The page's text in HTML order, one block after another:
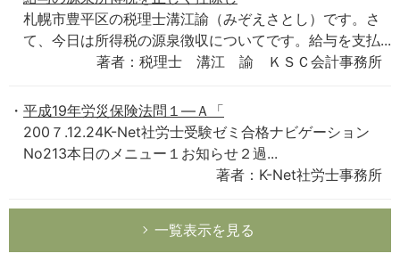
札幌市豊平区の税理士溝江諭（みぞえさとし）です。さ
て、今日は所得税の源泉徴収についてです。給与を支払...
著者：税理士 溝江 諭 ＫＳＣ会計事務所
平成19年労災保険法問１―Ａ「
200７.12.24K-Net社労士受験ゼミ合格ナビゲーション
No213本日のメニュー１お知らせ２過...
著者：K-Net社労士事務所
一覧表示を見る